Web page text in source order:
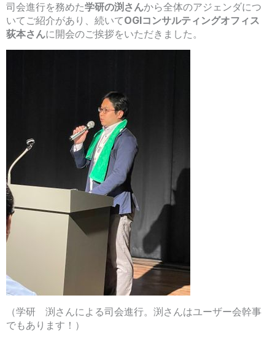
司会進行を務めた学研の渕さんから全体のアジェンダにつ
いてご紹介があり、続いてOGIコンサルティングオフィス
荻本さんに開会のご挨拶をいただきました。
（学研 渕さんによる司会進行。渕さんはユーザー会幹事
でもあります！）